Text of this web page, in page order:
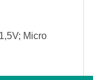
Micro